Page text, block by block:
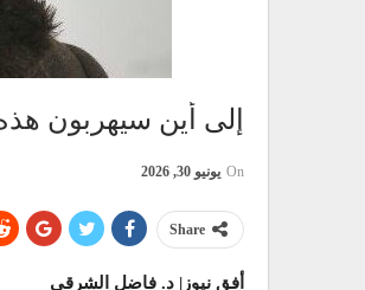
إلى أين سيهربون
On يونيو 30, 2026
Share
أفق نيوز| د. فاضل الشرقي